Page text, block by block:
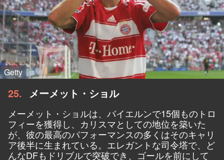
Getty
25 メーメット・ショル
メーメット・ショルは、バイエルンで15個ものトロ
フィーを獲得し、カリスマとしての地位を築いた
が、彼の最高のパフォーマンスの多くはそのキャリ
ア後半に生まれている。エレガントな司令塔で、ど
んなDFもドリブルで突破でき、ゴールを前にして